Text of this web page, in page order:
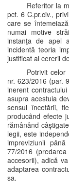
Referitor la
pct. 6 C.pr.civ.,
care se
numai motive
instanţa de apel
incidentă teoria
justificat al cererii
Potrivit
nr. 623/2016 (par.
inerent
asupra acestuia
sensul încetării,
producând efecte
rămânând
legii, este
impreviziunii
77/2016
accesorii), adică
adaptarea
sa.